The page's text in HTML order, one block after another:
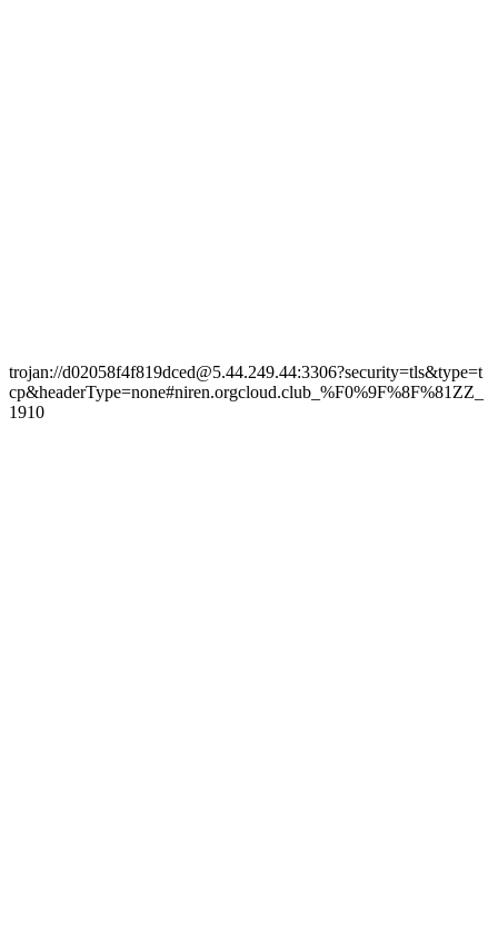
trojan://d02058f4f819dced@5.44.249.44:3306?security=tls&type=t
cp&headerType=none#niren.orgcloud.club_%F0%9F%8F%81ZZ_
1910